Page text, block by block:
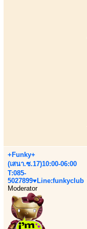
+Funky+
(เสนา.ซ.17)10:00-06:00
T:085-
5027899♥Line:funkyclub
Moderator